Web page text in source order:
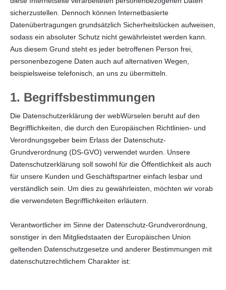
sicherzustellen. Dennoch können Internetbasierte
Datenübertragungen grundsätzlich Sicherheitslücken aufweisen,
sodass ein absoluter Schutz nicht gewährleistet werden kann.
Aus diesem Grund steht es jeder betroffenen Person frei,
personenbezogene Daten auch auf alternativen Wegen,
beispielsweise telefonisch, an uns zu übermitteln.
1. Begriffsbestimmungen
Die Datenschutzerklärung der webWürselen beruht auf den
Begrifflichkeiten, die durch den Europäischen Richtlinien- und
Verordnungsgeber beim Erlass der Datenschutz-
Grundverordnung (DS-GVO) verwendet wurden. Unsere
Datenschutzerklärung soll sowohl für die Öffentlichkeit als auch
für unsere Kunden und Geschäftspartner einfach lesbar und
verständlich sein. Um dies zu gewährleisten, möchten wir vorab
die verwendeten Begrifflichkeiten erläutern.
Verantwortlicher im Sinne der Datenschutz-Grundverordnung,
sonstiger in den Mitgliedstaaten der Europäischen Union
geltenden Datenschutzgesetze und anderer Bestimmungen mit
datenschutzrechtlichem Charakter ist: